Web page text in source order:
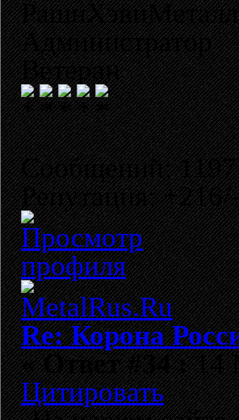
Администратор
Ветеран
Сообщений:
Репутация:
Re: Корона
«Ответ #34 :14
Цитировать